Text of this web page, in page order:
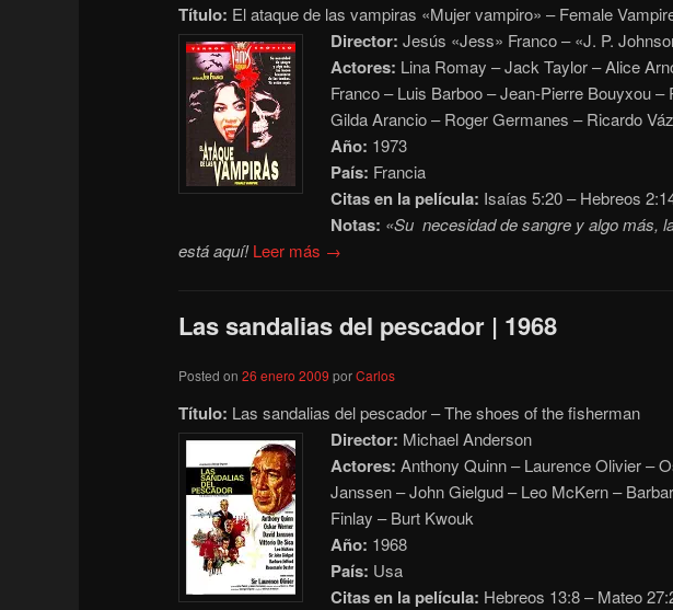
Título: El ataque de las vampiras «Mujer vampiro» – Female
Director: Jesús «Jess» Franco – «J. P.
Actores: Lina Romay – Jack Taylor – Alice
Franco – Luis Barboo – Jean-Pierre Bouyxou
Gilda Arancio – Roger Germanes – Ricardo
Año: 1973
País: Francia
Citas en la película: Isaías 5:20 – Hebreos
Notas: «Su necesidad de sangre y algo más,
está aquí! Leer más →
Las sandalias del pescador | 1968
Posted on26 enero 2009 porCarlos
Título: Las sandalias del pescador – The shoes of the fisherman
Director: Michael Anderson
Actores: Anthony Quinn – Laurence Olivier –
Janssen – John Gielgud – Leo McKern –
Finlay – Burt Kwouk
Año: 1968
País: Usa
Citas en la película: Hebreos 13:8 – Mateo